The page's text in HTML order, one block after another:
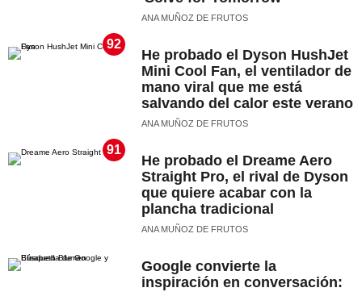
ANA MUÑOZ DE FRUTOS
92
He probado el Dyson HushJet
Mini Cool Fan, el ventilador de
mano viral que me está
salvando del calor este verano
ANA MUÑOZ DE FRUTOS
91
He probado el Dreame Aero
Straight Pro, el rival de Dyson
que quiere acabar con la
plancha tradicional
ANA MUÑOZ DE FRUTOS
Google convierte la
inspiración en conversación: